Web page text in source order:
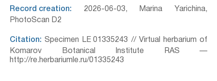
Record creation: 2026-06-03, Marina Yarichina,
PhotoScan D2
Citation: Specimen LE 01335243 // Virtual herbarium of
Komarov Botanical Institute RAS —
http://re.herbariumle.ru/01335243